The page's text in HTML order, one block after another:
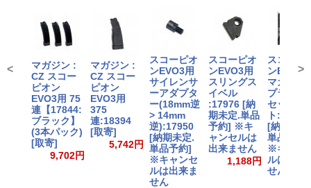
マガジン :
CZ スコー
ピオン
EVO3用 75
連【17844:
ブラック】
(3本パック)
[取寄]
9,702円
マガジン :
CZ スコー
ピオン
EVO3用
375
連:18394
[取寄]
5,742円
スコーピオ
ンEVO3用
サイレンサ
ーアダプタ
ー(18mm逆
> 14mm
逆):17950
[納期未定.
単品予約]
※キャンセ
ルは出来ま
せん
スコーピオ
ンEVO3用
スリングス
イベル
:17976 [納
期未定.単品
予約] ※キ
ャンセルは
出来ません
1,188円
スコーピ
ンEVO3
マガジン
プラー /2
セッ
ト:17850
[納期未
単品予約]
※キャン
ルは出来
せん
< >